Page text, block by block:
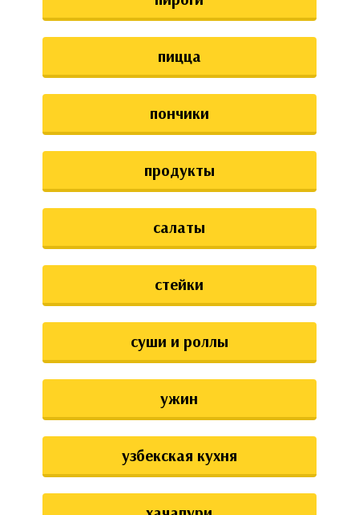
пицца
пончики
продукты
салаты
стейки
суши и роллы
ужин
узбекская кухня